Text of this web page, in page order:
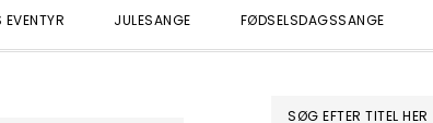
JULESANGE FØDSELSDAGSSANGE
SØG EFTER TITEL HER